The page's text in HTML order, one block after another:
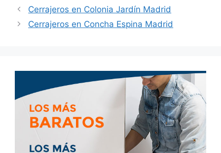
Cerrajeros en Colonia Jardín Madrid
Cerrajeros en Concha Espina Madrid